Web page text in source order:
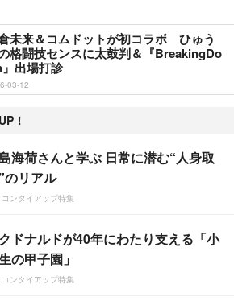
未来＆コムドットが初コラボ ひゅう
格闘技センスに太鼓判＆『BreakingDo
出場打診
03-12
！
海荷さんと学ぶ 日常に潜む“人身取
のリアル
コンタイアップ特集
ドナルドが40年にわたり支える「小
の甲子園」
コンタイアップ特集